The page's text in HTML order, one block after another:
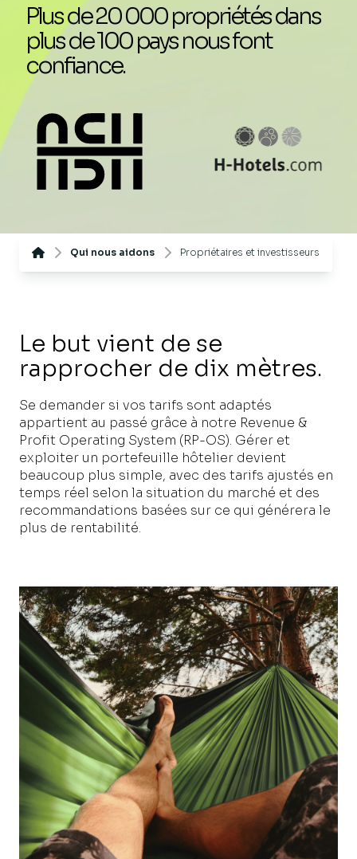
Plus de 20 000 propriétés dans
plus de 100 pays nous font
confiance.
Qui nous aidons Propriétaires et investisseurs
Le but vient de se
rapprocher de dix mètres.
Se demander si vos tarifs sont adaptés
appartient au passé grâce à notre Revenue &
Profit Operating System (RP-OS). Gérer et
exploiter un portefeuille hôtelier devient
beaucoup plus simple, avec des tarifs ajustés en
temps réel selon la situation du marché et des
recommandations basées sur ce qui générera le
plus de rentabilité.